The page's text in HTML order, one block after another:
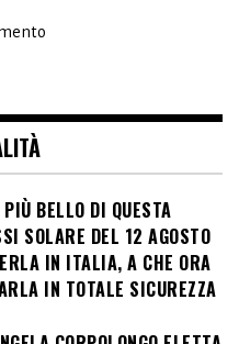
BELLO DI QUESTA
SOLARE DEL 12 AGOSTO
IN ITALIA, A CHE ORA
IN TOTALE SICUREZZA